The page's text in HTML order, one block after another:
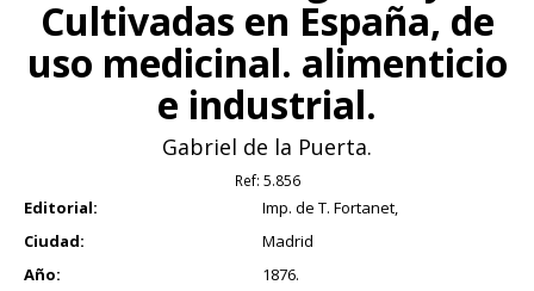
Cultivadas en España, de
uso medicinal. alimenticio
e industrial.
Gabriel de la Puerta.
Ref: 5.856
Editorial:
Imp. de T. Fortanet,
Ciudad:
Madrid
Año:
1876.